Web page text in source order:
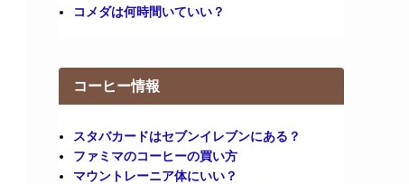
コメダは何時間いていい？
コーヒー情報
スタバカードはセブンイレブンにある？
ファミマのコーヒーの買い方
マウントレーニア体にいい？